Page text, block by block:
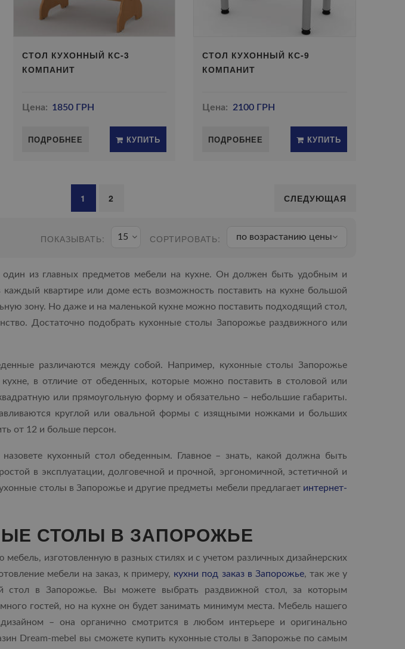
СТОЛ КУХОННЫЙ КС-3
КОМПАНИТ
Цена: 1850 ГРН
ПОДРОБНЕЕ КУПИТЬ
СТОЛ КУХОННЫЙ КС-9
КОМПАНИТ
Цена: 2100 ГРН
ПОДРОБНЕЕ КУПИТЬ
1 2 СЛЕДУЮЩАЯ
ПОКАЗЫВАТЬ: 15 СОРТИРОВАТЬ: по возрастанию цены
один из главных предметов мебели на кухне. Он должен быть удобным и
квартире или доме есть возможность поставить на кухне большой
зону. Но даже и на маленькой кухне можно поставить подходящий стол,
Достаточно подобрать кухонныe столы Запорожье раздвижного или
различаются между собой. Например, кухонные столы Запорожье
в отличие от обеденных, которые можно поставить в столовой или
или прямоугольную форму и обязательно – небольшие габариты.
круглой или овальной формы с изящными ножками и больших
от 12 и больше персон.
кухонный стол обеденным. Главное – знать, какой должна быть
в эксплуатации, долговечной и прочной, эргономичной, эстетичной и
столы в Запорожье и другие предметы мебели предлагает интернет-
СТОЛЫ В ЗАПОРОЖЬЕ
изготовленную в разных стилях и с учетом различных дизайнерских
мебели на заказ, к примеру, кухни под заказ в Запорожье, так же у
стол в Запорожье. Вы можете выбрать раздвижной стол, за которым
гостей, но на кухне он будет занимать минимум места. Мебель нашего
дизайном – она органично смотрится в любом интерьере и оригинально
Dream-mebel вы сможете купить кухонные столы в Запорожье по самым